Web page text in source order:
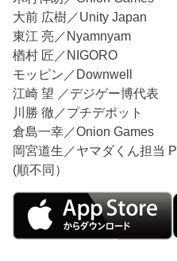
大前 広樹／Unity Japan
東江 亮／Nyamnyam
楢村 匠／NIGORO
モッピン／Downwell
江崎 望 ／デジゲー博代表
川勝 徹／プチデポット
倉島一幸／Onion Games
岡宮道生／ヤマダくん担当 P
(順不同）